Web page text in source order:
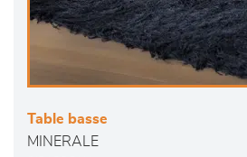
Table basse
MINERALE